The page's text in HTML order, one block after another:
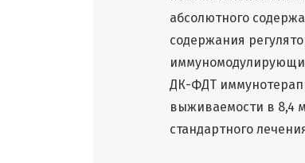
абсолютного
содержания
ДК-ФДТ
выживаемости в 8,4
стандартного